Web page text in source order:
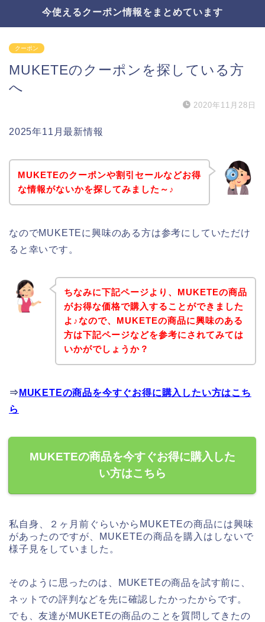
今使えるクーポン情報をまとめています
クーポン
MUKETEのクーポンを探している方
へ
2020年11月28日
2025年11月最新情報
MUKETEのクーポンや割引セールなどお得
な情報がないかを探してみました～♪
なのでMUKETEに興味のある方は参考にしていただけ
ると幸いです。
ちなみに下記ページより、MUKETEの商品
がお得な価格で購入することができました
よ♪なので、MUKETEの商品に興味のある
方は下記ページなどを参考にされてみては
いかがでしょうか？
⇒ MUKETEの商品を今すぐお得に購入したい方はこち
ら
MUKETEの商品を今すぐお得に購入した
い方はこちら
私自身、２ヶ月前ぐらいからMUKETEの商品には興味
があったのですが、MUKETEの商品を購入はしないで
様子見をしていました。
そのように思ったのは、MUKETEの商品を試す前に、
ネットでの評判などを先に確認したかったからです。
でも、友達がMUKETEの商品のことを質問してきたの